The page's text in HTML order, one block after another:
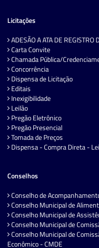
Licitações
ADESÃO A ATA DE REGISTRO
Carta Convite
Chamada Pública/
Concorrência
Dispensa de Licitação
Editais
Inexigibilidade
Leilão
Pregão Eletrônico
Pregão Presencial
Tomada de Preços
Dispensa - Compra Direta -
Conselhos
Conselho de
Conselho Municipal de
Conselho Municipal de
Conselho Municipal de
Conselho Municipal de
Econômico - CMDE